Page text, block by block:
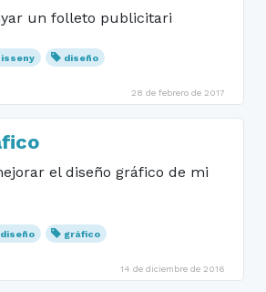
un folleto publicitari
diseño
28 de febrero de 2017
el diseño gráfico de mi
diseño gráfico
14 de diciembre de 2016